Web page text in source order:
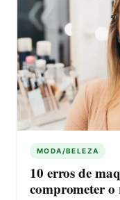
MODA/BELEZA
10 erros de
comprometer o